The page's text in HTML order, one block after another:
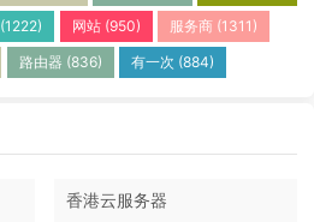
(1222) 网站(950) 服务商(1311)
路由器 (836) 有一次 (884)
香港云服务器